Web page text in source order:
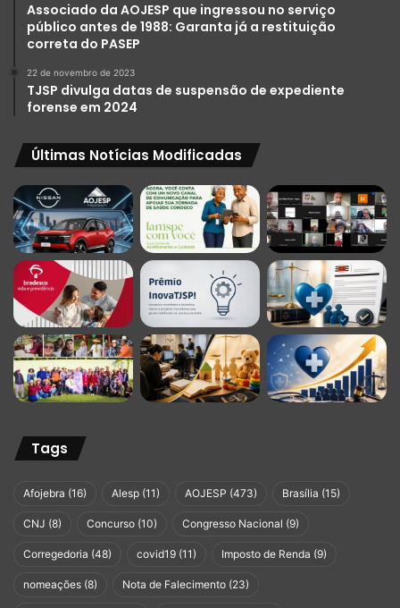
Associado da AOJESP que ingressou no serviço
público antes de 1988: Garanta já a restituição
correta do PASEP
22 de novembro de 2023
TJSP divulga datas de suspensão de expediente
forense em 2024
Últimas Notícias Modificadas
Tags
Afojebra (16) Alesp (11) AOJESP (473) Brasília (15)
CNJ (8) Concurso (10) Congresso Nacional (9)
Corregedoria (48) covid19 (11) Imposto de Renda (9)
nomeações (8) Nota de Falecimento (23)